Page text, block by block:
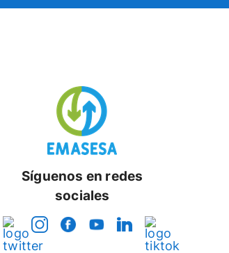
Síguenos en redes
sociales